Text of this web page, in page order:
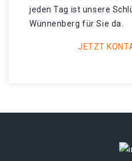
jeden Tag ist unsere
Wünnenberg für Sie da.
JETZT